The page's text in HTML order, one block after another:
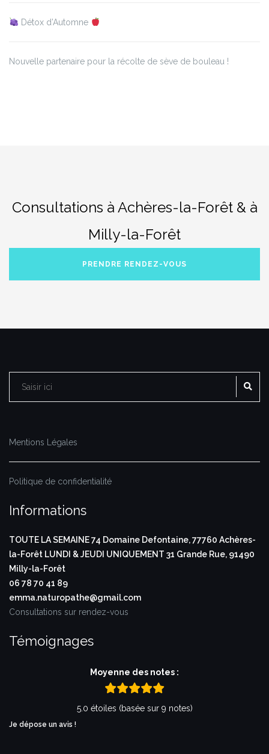
Détox d’Automne
Nouvelle partenaire pour la récolte de sève de bouleau !
Consultations à Achères-la-Forêt & à
Milly-la-Forêt
PRENDRE RENDEZ-VOUS
Rechercher :
Mentions Légales
Politique de confidentialité
Informations
TOUTE LA SEMAINE74 Domaine Defontaine,77760 Achères-
la-Forêt LUNDI & JEUDI UNIQUEMENT 31 Grande Rue, 91490
Milly-la-Forêt
06 78 70 41 89
emma.naturopathe@gmail.com
Consultations sur rendez-vous
Témoignages
Moyenne des notes :
5.0 étoiles (basée sur 9 notes)
Je dépose un avis !